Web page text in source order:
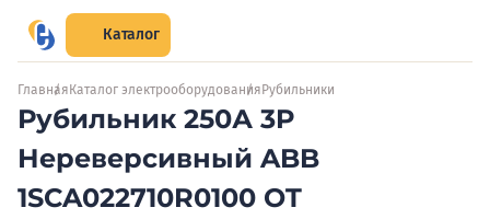
Каталог
Главная Каталог электрооборудования Рубильники
Рубильник 250А 3P
Нереверсивный ABB
1SCA022710R0100 OT